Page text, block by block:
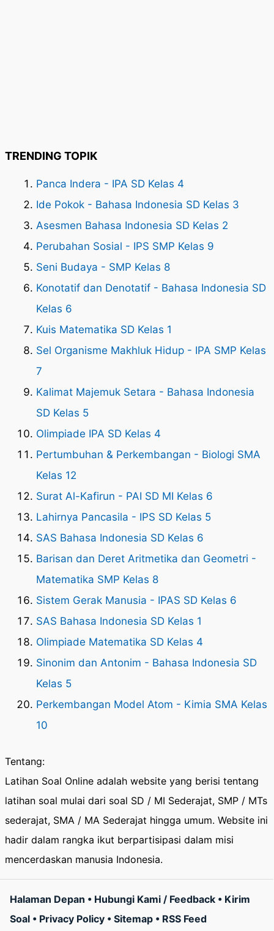
TRENDING TOPIK
Panca Indera - IPA SD Kelas 4
Ide Pokok - Bahasa Indonesia SD Kelas 3
Asesmen Bahasa Indonesia SD Kelas 2
Perubahan Sosial - IPS SMP Kelas 9
Seni Budaya - SMP Kelas 8
Konotatif dan Denotatif - Bahasa Indonesia SD
Kelas 6
Kuis Matematika SD Kelas 1
Sel Organisme Makhluk Hidup - IPA SMP Kelas
7
Kalimat Majemuk Setara - Bahasa Indonesia
SD Kelas 5
Olimpiade IPA SD Kelas 4
Pertumbuhan & Perkembangan - Biologi SMA
Kelas 12
Surat Al-Kafirun - PAI SD MI Kelas 6
Lahirnya Pancasila - IPS SD Kelas 5
SAS Bahasa Indonesia SD Kelas 6
Barisan dan Deret Aritmetika dan Geometri -
Matematika SMP Kelas 8
Sistem Gerak Manusia - IPAS SD Kelas 6
SAS Bahasa Indonesia SD Kelas 1
Olimpiade Matematika SD Kelas 4
Sinonim dan Antonim - Bahasa Indonesia SD
Kelas 5
Perkembangan Model Atom - Kimia SMA Kelas
10
Tentang:
Latihan Soal Online adalah website yang berisi tentang
latihan soal mulai dari soal SD / MI Sederajat, SMP / MTs
sederajat, SMA / MA Sederajat hingga umum. Website ini
hadir dalam rangka ikut berpartisipasi dalam misi
mencerdaskan manusia Indonesia.
Halaman Depan • Hubungi Kami / Feedback • Kirim
Soal • Privacy Policy • Sitemap • RSS Feed